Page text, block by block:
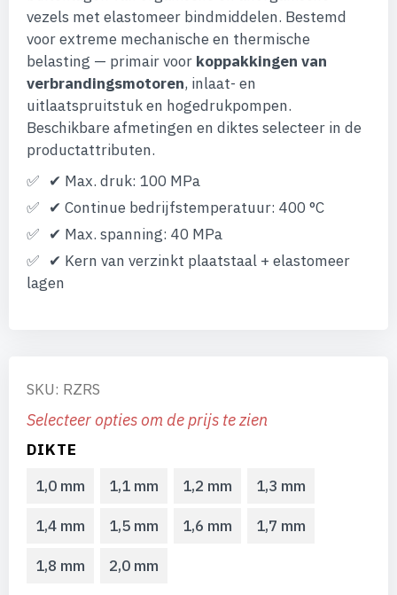
vezels met elastomeer bindmiddelen. Bestemd
voor extreme mechanische en thermische
belasting — primair voor koppakkingen van
verbrandingsmotoren, inlaat- en
uitlaatspruitstuk en hogedrukpompen.
Beschikbare afmetingen en diktes selecteer in de
productattributen.
✔ Max. druk: 100 MPa
✔ Continue bedrijfstemperatuur: 400 °C
✔ Max. spanning: 40 MPa
✔ Kern van verzinkt plaatstaal + elastomeer
lagen
SKU: RZRS
Selecteer opties om de prijs te zien
DIKTE
1,0 mm
1,1 mm 1,2 mm 1,3 mm
1,4 mm 1,5 mm 1,6 mm 1,7 mm
1,8 mm 2,0 mm